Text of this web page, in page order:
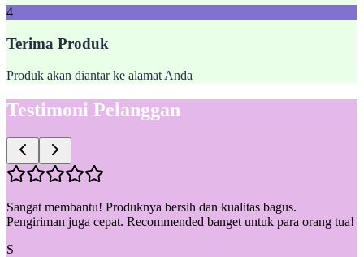
4
Terima Produk
Produk akan diantar ke alamat Anda
Testimoni Pelanggan
Sangat membantu! Produknya bersih dan kualitas bagus.
Pengiriman juga cepat. Recommended banget untuk para orang tua!
S